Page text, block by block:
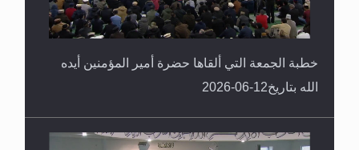
خطبة الجمعة التي ألقاها حضرة أمير المؤمنين أيده
الله بتاريخ12-06-2026